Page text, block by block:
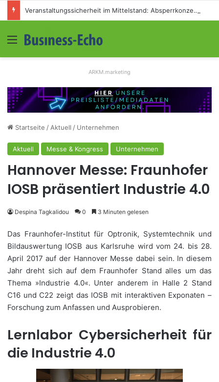
Veranstaltungssicherheit im Mittelstand: Absperrkonzepte für temporäre Außengelände
Menü
ARKM.marketing
Startseite / Aktuell / Unternehmen
Aktuell Messe & Kongress Unternehmen
Hannover Messe: Fraunhofer
IOSB präsentiert Industrie 4.0
Despina Tagkalidou 0 3 Minuten gelesen
Das Fraunhofer-Institut für Optronik, Systemtechnik und
Bildauswertung IOSB aus Karlsruhe wird vom 24. bis 28.
April 2017 auf der Hannover Messe dabei sein. In diesem
Jahr dreht sich auf dem Fraunhofer Stand alles um das
Thema »Industrie 4.0«. Unter anderem in Halle 2 Stand
C16 und C22 zeigt das IOSB mit interaktiven Exponaten –
Forschung zum Anfassen und Ausprobieren.
Lernlabor Cybersicherheit für
die Industrie 4.0